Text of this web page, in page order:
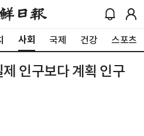
사회 국제 건강 스포츠
인구보다 계획 인구